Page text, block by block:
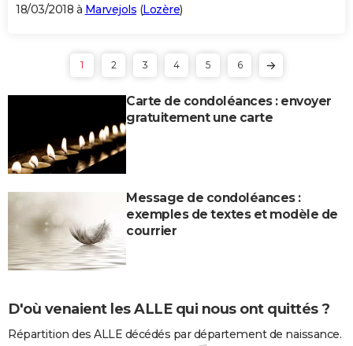
18/03/2018 à Marvejols (Lozère)
1 2 3 4 5 6
Carte de condoléances : envoyer
gratuitement une carte
Message de condoléances :
exemples de textes et modèle de
courrier
D'où venaient les ALLE qui nous ont quittés ?
Répartition des ALLE décédés par département de naissance.